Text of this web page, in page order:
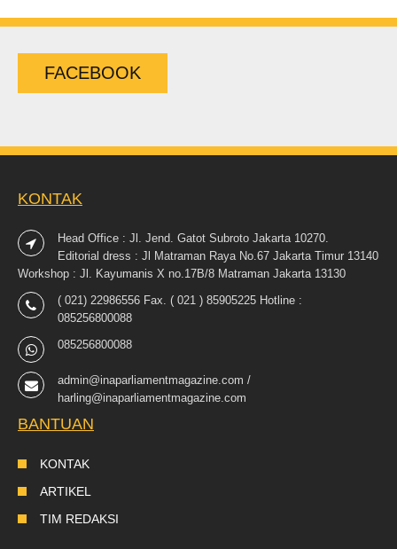
FACEBOOK
KONTAK
Head Office : Jl. Jend. Gatot Subroto Jakarta 10270.
Editorial dress : Jl Matraman Raya No.67 Jakarta Timur 13140
Workshop : Jl. Kayumanis X no.17B/8 Matraman Jakarta 13130
( 021) 22986556 Fax. ( 021 ) 85905225 Hotline :
085256800088
085256800088
admin@inaparliamentmagazine.com /
harling@inaparliamentmagazine.com
BANTUAN
KONTAK
ARTIKEL
TIM REDAKSI